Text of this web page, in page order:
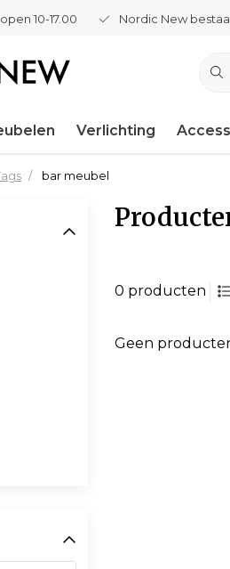
10-17.00 Nordic New
Verlichting
bar meubel
0 producten
Geen